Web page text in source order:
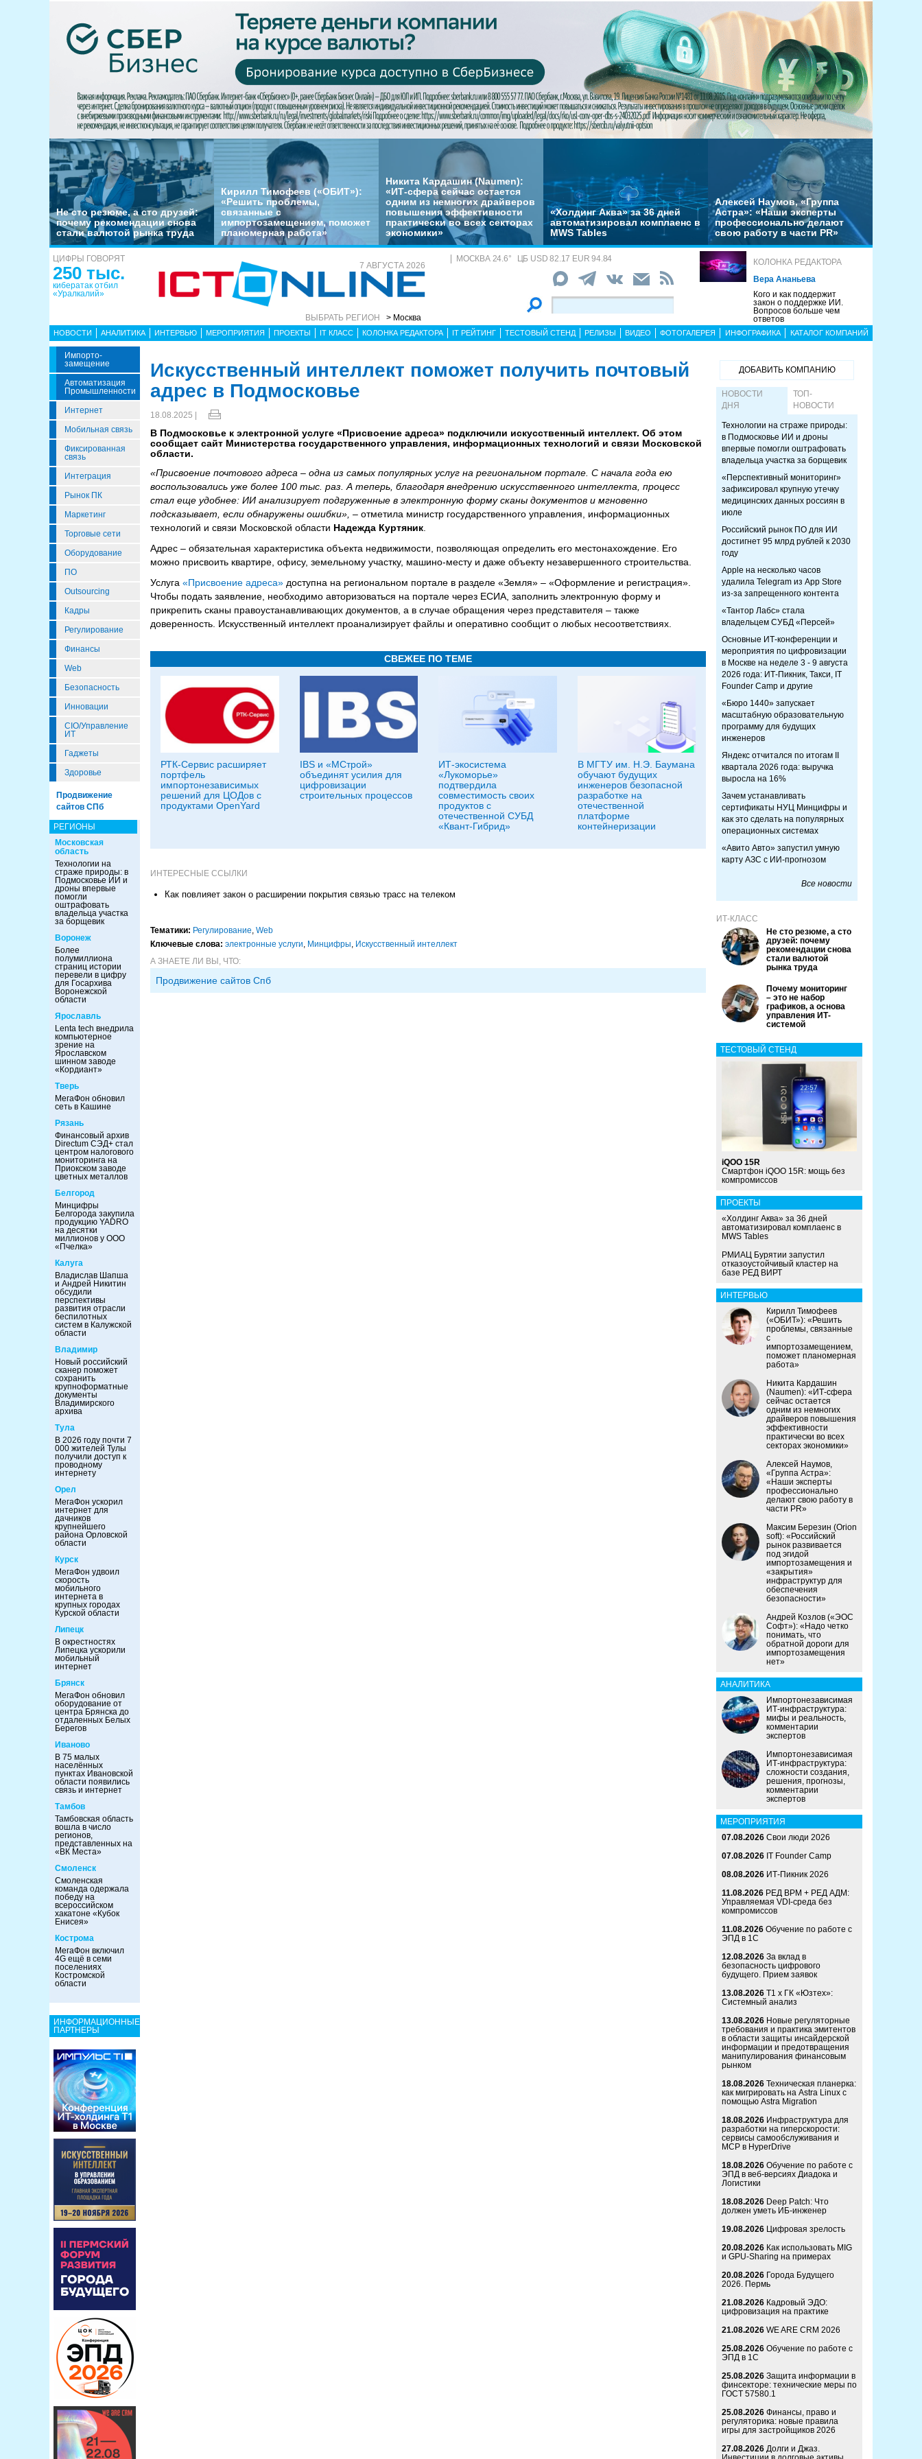
Не сто резюме, а сто друзей:
почему рекомендации снова
стали валютой рынка труда
Кирилл Тимофеев («ОБИТ»):
«Решить проблемы,
связанные с
импортозамещением, поможет
планомерная работа»
Никита Кардашин (Naumen):
«ИТ-сфера сейчас остается
одним из немногих драйверов
повышения эффективности
практически во всех секторах
экономики»
«Холдинг Аква» за 36 дней
автоматизировал комплаенс в
MWS Tables
Алексей Наумов, «Группа
Астра»: «Наши эксперты
профессионально делают
свою работу в части PR»
ЦИФРЫ ГОВОРЯТ
250 тыс.
кибератак отбил
«Уралкалий»
7 АВГУСТА 2026
ВЫБРАТЬ РЕГИОН > Москва
МОСКВА 24.6° ЦБ USD 82.17 EUR 94.84
КОЛОНКА РЕДАКТОРА
Вера Ананьева
Кого и как поддержит
закон о поддержке ИИ.
Вопросов больше чем
ответов
НОВОСТИ АНАЛИТИКА ИНТЕРВЬЮ МЕРОПРИЯТИЯ ПРОЕКТЫ IT КЛАСС КОЛОНКА РЕДАКТОРА IT РЕЙТИНГ ТЕСТОВЫЙ СТЕНД РЕЛИЗЫ ВИДЕО ФОТОГАЛЕРЕЯ ИНФОГРАФИКА КАТАЛОГ КОМПАНИЙ
Импорто­
Замещение
Автоматизация
Промышленности
Интернет
Мобильная связь
Фиксированная
связь
Интеграция
Рынок ПК
Маркетинг
Торговые сети
Оборудование
ПО
Outsourcing
Кадры
Регулирование
Финансы
Web
Безопасность
Инновации
CIO/Управление
ИТ
Гаджеты
Здоровье
Продвижение
сайтов СПб
РЕГИОНЫ
Московская
область
Технологии на
страже природы: в
Подмосковье ИИ и
дроны впервые
помогли
оштрафовать
владельца участка
за борщевик
Воронеж
Более
полумиллиона
страниц истории
перевели в цифру
для Госархива
Воронежской
области
Ярославль
Lenta tech внедрила
компьютерное
зрение на
Ярославском
шинном заводе
«Кордиант»
Тверь
МегаФон обновил
сеть в Кашине
Рязань
Финансовый архив
Directum СЭД+ стал
центром налогового
мониторинга на
Приокском заводе
цветных металлов
Белгород
Минцифры
Белгорода закупила
продукцию YADRO
на десятки
миллионов у ООО
«Пчелка»
Калуга
Владислав Шапша
и Андрей Никитин
обсудили
перспективы
развития отрасли
беспилотных
систем в Калужской
области
Владимир
Новый российский
сканер поможет
сохранить
крупноформатные
документы
Владимирского
архива
Тула
В 2026 году почти 7
000 жителей Тулы
получили доступ к
проводному
интернету
Орел
МегаФон ускорил
интернет для
дачников
крупнейшего
района Орловской
области
Курск
МегаФон удвоил
скорость
мобильного
интернета в
крупных городах
Курской области
Липецк
В окрестностях
Липецка ускорили
мобильный
интернет
Брянск
МегаФон обновил
оборудование от
центра Брянска до
отдаленных Белых
Берегов
Иваново
В 75 малых
населённых
пунктах Ивановской
области появились
связь и интернет
Тамбов
Тамбовская область
вошла в число
регионов,
представленных на
«ВК Места»
Смоленск
Смоленская
команда одержала
победу на
всероссийском
хакатоне «Кубок
Енисея»
Кострома
МегаФон включил
4G ещё в семи
поселениях
Костромской
области
ИНФОРМАЦИОННЫЕ
ПАРТНЕРЫ
Искусственный интеллект поможет получить почтовый
адрес в Подмосковье
18.08.2025 |
В Подмосковье к электронной услуге «Присвоение адреса» подключили искусственный интеллект. Об этом
сообщает сайт Министерства государственного управления, информационных технологий и связи Московской
области.
«Присвоение почтового адреса – одна из самых популярных услуг на региональном портале. С начала года ею
воспользовались уже более 100 тыс. раз. А теперь, благодаря внедрению искусственного интеллекта, процесс
стал еще удобнее: ИИ анализирует подгруженные в электронную форму сканы документов и мгновенно
подсказывает, если обнаружены ошибки», – отметила министр государственного управления, информационных
технологий и связи Московской области Надежда Куртяник
Адрес – обязательная характеристика объекта недвижимости, позволяющая определить его местонахождение. Его
можно присвоить квартире, офису, земельному участку, машино-месту и даже объекту незавершенного строительства.
Услуга «Присвоение адреса» доступна на региональном портале в разделе «Земля» – «Оформление и регистрация».
Чтобы подать заявление, необходимо авторизоваться на портале через ЕСИА, заполнить электронную форму и
прикрепить сканы правоустанавливающих документов, а в случае обращения через представителя – также
доверенность. Искусственный интеллект проанализирует файлы и оперативно сообщит о любых несоответствиях.
СВЕЖЕЕ ПО ТЕМЕ
РТК-Сервис расширяет
портфель
импортонезависимых
решений для ЦОДов с
продуктами OpenYard
IBS и «МСтрой»
объединят усилия для
цифровизации
строительных процессов
ИТ-экосистема
«Лукоморье»
подтвердила
совместимость своих
продуктов с
отечественной СУБД
«Квант-Гибрид»
В МГТУ им. Н.Э. Баумана
обучают будущих
инженеров безопасной
разработке на
отечественной
платформе
контейнеризации
ИНТЕРЕСНЫЕ ССЫЛКИ
Как повлияет закон о расширении покрытия связью трасс на телеком
Тематики: Регулирование, Web
Ключевые слова: электронные услуги, Минцифры, Искусственный интеллект
А ЗНАЕТЕ ЛИ ВЫ, ЧТО:
Продвижение сайтов Спб
ДОБАВИТЬ КОМПАНИЮ
НОВОСТИ
ДНЯ
ТОП-
НОВОСТИ
Технологии на страже природы:
в Подмосковье ИИ и дроны
впервые помогли оштрафовать
владельца участка за борщевик
«Перспективный мониторинг»
зафиксировал крупную утечку
медицинских данных россиян в
июле
Российский рынок ПО для ИИ
достигнет 95 млрд рублей к 2030
году
Apple на несколько часов
удалила Telegram из App Store
из-за запрещенного контента
«Тантор Лабс» стала
владельцем СУБД «Персей»
Основные ИТ-конференции и
мероприятия по цифровизации
в Москве на неделе 3 - 9 августа
2026 года: ИТ-Пикник, Такси, IT
Founder Camp и другие
«Бюро 1440» запускает
масштабную образовательную
программу для будущих
инженеров
Яндекс отчитался по итогам II
квартала 2026 года: выручка
выросла на 16%
Зачем устанавливать
сертификаты НУЦ Минцифры и
как это сделать на популярных
операционных системах
«Авито Авто» запустил умную
карту АЗС с ИИ-прогнозом
Все новости
ИТ-КЛАСС
Не сто резюме, а сто
друзей: почему
рекомендации снова
стали валютой
рынка труда
Почему мониторинг
– это не набор
графиков, а основа
управления ИТ-
системой
ТЕСТОВЫЙ СТЕНД
iQOO 15R
Смартфон iQOO 15R: мощь без
компромиссов
ПРОЕКТЫ
«Холдинг Аква» за 36 дней
автоматизировал комплаенс в
MWS Tables
РМИАЦ Бурятии запустил
отказоустойчивый кластер на
базе РЕД ВИРТ
ИНТЕРВЬЮ
Кирилл Тимофеев
(«ОБИТ»): «Решить
проблемы, связанные
с
импортозамещением,
поможет планомерная
работа»
Никита Кардашин
(Naumen): «ИТ-сфера
сейчас остается
одним из немногих
драйверов повышения
эффективности
практически во всех
секторах экономики»
Алексей Наумов,
«Группа Астра»:
«Наши эксперты
профессионально
делают свою работу в
части PR»
Максим Березин (Orion
soft): «Российский
рынок развивается
под эгидой
импортозамещения и
«закрытия»
инфраструктур для
обеспечения
безопасности»
Андрей Козлов («ЭОС
Софт»): «Надо четко
понимать, что
обратной дороги для
импортозамещения
нет»
АНАЛИТИКА
Импортонезависимая
ИТ-инфраструктура:
мифы и реальность,
комментарии
экспертов
Импортонезависимая
ИТ-инфраструктура:
сложности создания,
решения, прогнозы,
комментарии
экспертов
МЕРОПРИЯТИЯ
07.08.2026 Свои люди 2026
07.08.2026 IT Founder Camp
08.08.2026 ИТ-Пикник 2026
11.08.2026 РЕД ВРМ + РЕД АДМ:
Управляемая VDI-среда без
компромиссов
11.08.2026 Обучение по работе с
ЭПД в 1С
12.08.2026 За вклад в
безопасность цифрового
будущего. Прием заявок
13.08.2026 Т1 x ГК «Юзтех»:
Системный анализ
13.08.2026 Новые регуляторные
требования и практика эмитентов
в области защиты инсайдерской
информации и предотвращения
манипулирования финансовым
рынком
18.08.2026 Техническая планерка:
как мигрировать на Astra Linux с
помощью Astra Migration
18.08.2026 Инфраструктура для
разработки на гиперскорости:
сервисы самообслуживания и
MCP в HyperDrive
18.08.2026 Обучение по работе с
ЭПД в веб-версиях Диадока и
Логистики
18.08.2026 Deep Patch: Что
должен уметь ИБ-инженер
19.08.2026 Цифровая зрелость
20.08.2026 Как использовать MIG
и GPU-Sharing на примерах
20.08.2026 Города Будущего
2026. Пермь
21.08.2026 Кадровый ЭДО:
цифровизация на практике
21.08.2026 WE ARE CRM 2026
25.08.2026 Обучение по работе с
ЭПД в 1С
25.08.2026 Защита информации в
финсекторе: технические меры по
ГОСТ 57580.1
25.08.2026 Финансы, право и
регуляторика: новые правила
игры для застройщиков 2026
27.08.2026 Долги и Джаз.